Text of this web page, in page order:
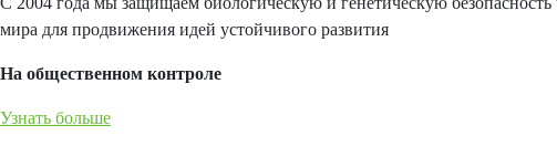
мира для продвижения идей устойчивого развития
На общественном контроле
Узнать больше